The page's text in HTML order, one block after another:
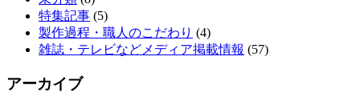
特集記事 (5)
製作過程・職人のこだわり (4)
雑誌・テレビなどメディア掲載情報 (57)
アーカイブ